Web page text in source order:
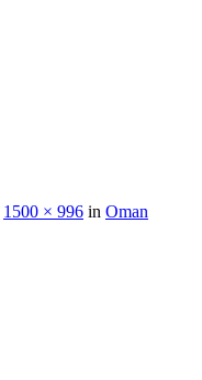
1500 × 996 in Oman